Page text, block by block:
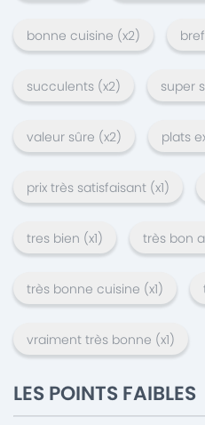
bonne cuisine (x2)
succulents (x2) super
valeur sûre (x2) plats
prix très satisfaisant (x1)
tres bien (x1) très bon
très bonne cuisine (x1)
vraiment très bonne (x1)
LES POINTS FAIBLES